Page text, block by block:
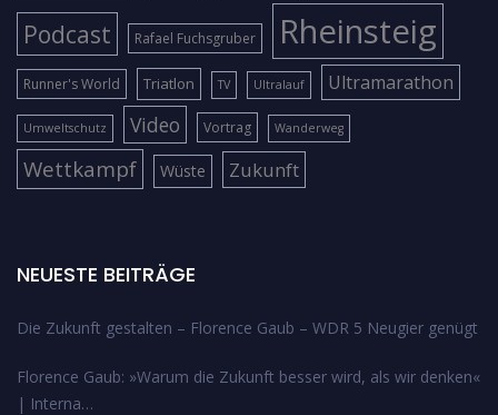
Podcast Rafael Fuchsgruber Rheinsteig
Runner's World Triatlon TV Ultralauf Ultramarathon
Umweltschutz Video Vortrag Wanderweg
Wettkampf Wüste Zukunft
NEUESTE BEITRÄGE
Die Zukunft gestalten – Florence Gaub – WDR 5 Neugier genügt
Florence Gaub: »Warum die Zukunft besser wird, als wir denken«
| Interna…